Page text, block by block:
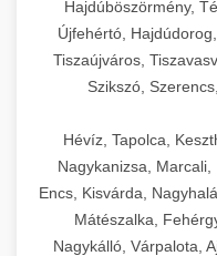
Hajdúböszörmény,
Újfehértó,
Tiszaújváros,
Szikszó,
Hévíz, Tapolca,
Nagykanizsa, Marcali,
Encs, Kisvárda,
Mátészalka,
Nagykálló, Várpalota,